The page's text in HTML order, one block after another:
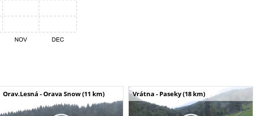
Orav.Lesná - Orava Snow (11 km) Vrátna - Paseky (18 km)